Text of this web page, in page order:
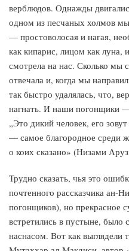
верблюдов. Однажды
одном из песчаных холмов
— простоволосая и нагая,
как кипарис, лицом как
смотрела на нас. Сколько мы
отвечала и, когда мы
так быстро удалялась, что,
нагнать. И наши погонщики
„Это дикий человек, его
— самое благородное среди
о коих сказано» (Низами
Трудно сказать, чья это
почтенного рассказчика ан-
погонщиков), но прекрасное
встретились в пустыне,
наснасом. Вот как выглядели